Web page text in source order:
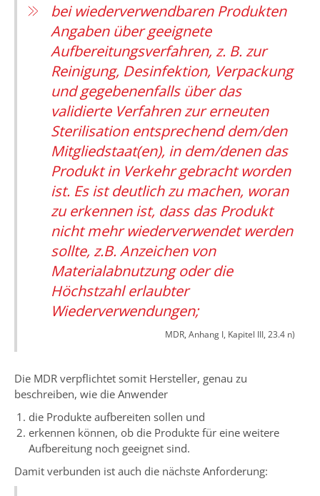
bei wiederverwendbaren Produkten
Angaben über geeignete
Aufbereitungsverfahren, z. B. zur
Reinigung, Desinfektion, Verpackung
und gegebenenfalls über das
validierte Verfahren zur erneuten
Sterilisation entsprechend dem/den
Mitgliedstaat(en), in dem/denen das
Produkt in Verkehr gebracht worden
ist. Es ist deutlich zu machen, woran
zu erkennen ist, dass das Produkt
nicht mehr wiederverwendet werden
sollte, z.B. Anzeichen von
Materialabnutzung oder die
Höchstzahl erlaubter
Wiederverwendungen;
MDR, Anhang I, Kapitel III, 23.4 n)
Die MDR verpflichtet somit Hersteller, genau zu
beschreiben, wie die Anwender
die Produkte aufbereiten sollen und
erkennen können, ob die Produkte für eine weitere
Aufbereitung noch geeignet sind.
Damit verbunden ist auch die nächste Anforderung: